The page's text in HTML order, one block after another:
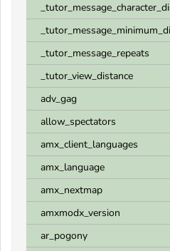
_tutor_message_repeats
_tutor_view_distance
adv_gag
allow_spectators
amx_client_languages
amx_language
amx_nextmap
amxmodx_version
ar_pogony